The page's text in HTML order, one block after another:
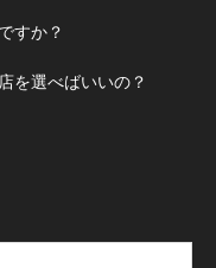
すか？
を選べばいいの？